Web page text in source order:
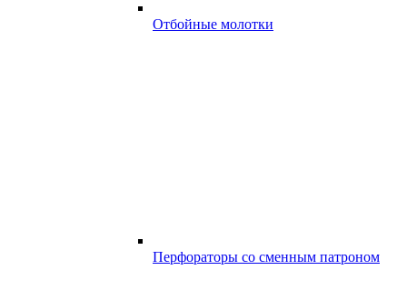
Отбойные молотки
Перфораторы со сменным патроном